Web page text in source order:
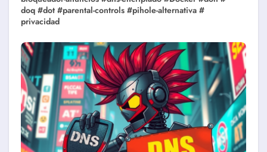
doq #dot #parental-controls #pihole-alternativa #
privacidad